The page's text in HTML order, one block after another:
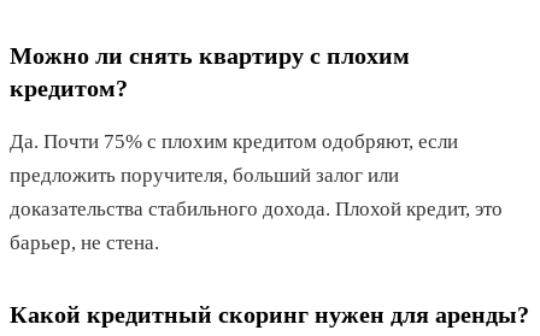
Можно ли снять квартиру с плохим
кредитом?
Да. Почти 75% с плохим кредитом одобряют, если
предложить поручителя, больший залог или
доказательства стабильного дохода. Плохой кредит, это
барьер, не стена.
Какой кредитный скоринг нужен для аренды?